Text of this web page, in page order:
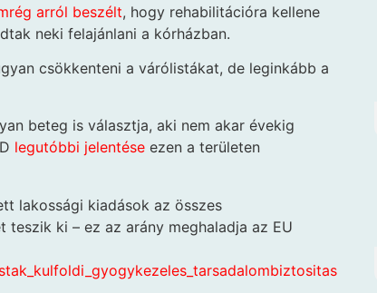
arról beszélt, hogy rehabilitációra kellene
neki felajánlani a kórházban.
csökkenteni a várólistákat, de leginkább a
beteg is választja, aki nem akar évekig
legutóbbi jelentése ezen a területen
lakossági kiadások az összes
ki – ez az arány meghaladja az EU